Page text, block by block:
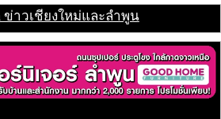
ข่าวเชียงใหม่และลำพูน